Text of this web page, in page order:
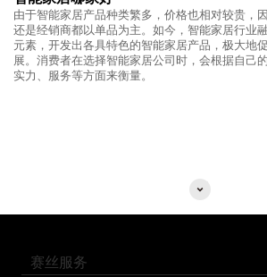
由于智能家居产品种类繁多，价格也相对较贵，
还是经销商都以单品为主。如今，智能家居行业
元素，开发出各具特色的智能家居产品，极大地
展。消费者在选择智能家居公司时，会根据自己
实力、服务等方面来衡量。
赛丝服务